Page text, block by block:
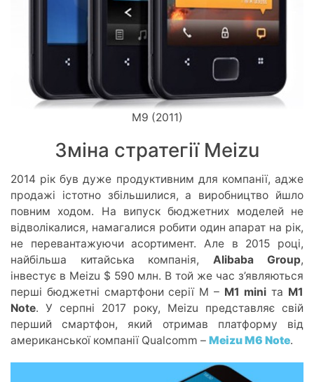
M9 (2011)
Зміна стратегії Meizu
2014 рік був дуже продуктивним для компанії, адже
продажі істотно збільшилися, а виробництво йшло
повним ходом. На випуск бюджетних моделей не
відволікалися, намагалися робити один апарат на рік,
не перевантажуючи асортимент. Але в 2015 році,
найбільша китайська компанія, Alibaba Group,
інвестує в Meizu $ 590 млн. В той же час з’являються
перші бюджетні смартфони серії М – М1 mini та M1
Note. У серпні 2017 року, Meizu представляє свій
перший смартфон, який отримав платформу від
американської компанії Qualcomm – Meizu M6 Note.